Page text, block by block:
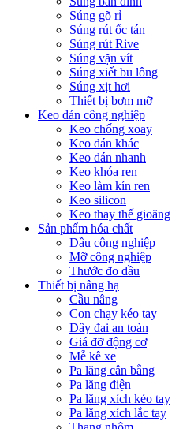
Súng gõ rỉ
Súng rút ốc tán
Súng rút Rive
Súng vặn vít
Súng xiết bu lông
Súng xịt hơi
Thiết bị bơm mỡ
Keo dán công nghiệp
Keo chống xoay
Keo dán khác
Keo dán nhanh
Keo khóa ren
Keo làm kín ren
Keo silicon
Keo thay thế gioăng
Sản phẩm hóa chất
Dầu công nghiệp
Mỡ công nghiệp
Thước đo dầu
Thiết bị nâng hạ
Cầu nâng
Con chạy kéo tay
Dây đai an toàn
Giá đỡ động cơ
Mễ kê xe
Pa lăng cân bằng
Pa lăng điện
Pa lăng xích kéo tay
Pa lăng xích lắc tay